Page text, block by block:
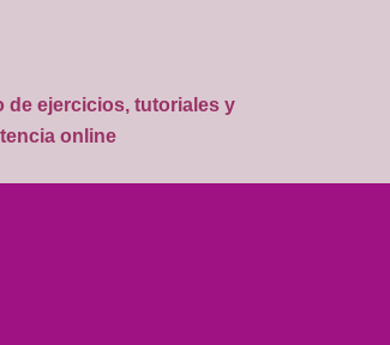
de ejercicios, tutoriales y
online